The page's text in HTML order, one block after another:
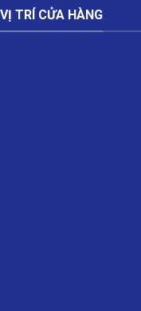
VỊ TRÍ CỬA HÀNG